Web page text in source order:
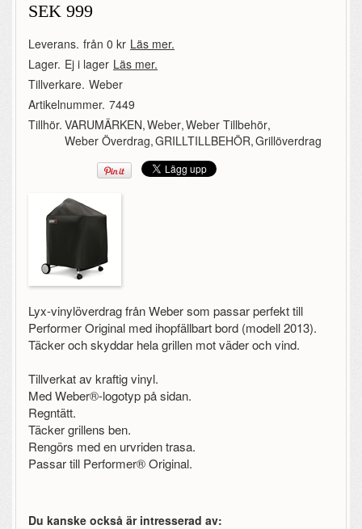
SEK 999
Leverans. från 0 kr Läs mer.
Lager. Ej i lager Läs mer.
Tillverkare. Weber
Artikelnummer. 7449
Tillhör. VARUMÄRKEN,Weber,Weber Tillbehör,
Weber Överdrag,GRILLTILLBEHÖR,Grillöverdrag
Lyx-vinylöverdrag från Weber som passar perfekt till
Performer Original med ihopfällbart bord (modell 2013).
Täcker och skyddar hela grillen mot väder och vind.
Tillverkat av kraftig vinyl.
Med Weber®-logotyp på sidan.
Regntätt.
Täcker grillens ben.
Rengörs med en urvriden trasa.
Passar till Performer® Original.
Du kanske också är intresserad av: